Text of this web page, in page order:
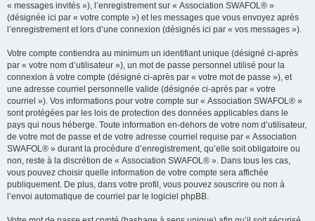
« messages invités »), l’enregistrement sur « Association SWAFOL® »
(désignée ici par « votre compte ») et les messages que vous envoyez après
l’enregistrement et lors d’une connexion (désignés ici par « vos messages »).
Votre compte contiendra au minimum un identifiant unique (désigné ci-après
par « votre nom d’utilisateur »), un mot de passe personnel utilisé pour la
connexion à votre compte (désigné ci-après par « votre mot de passe »), et
une adresse courriel personnelle valide (désignée ci-après par « votre
courriel »). Vos informations pour votre compte sur « Association SWAFOL® »
sont protégées par les lois de protection des données applicables dans le
pays qui nous héberge. Toute information en-dehors de votre nom d’utilisateur,
de votre mot de passe et de votre adresse courriel requise par « Association
SWAFOL® » durant la procédure d’enregistrement, qu’elle soit obligatoire ou
non, reste à la discrétion de « Association SWAFOL® ». Dans tous les cas,
vous pouvez choisir quelle information de votre compte sera affichée
publiquement. De plus, dans votre profil, vous pouvez souscrire ou non à
l’envoi automatique de courriel par le logiciel phpBB.